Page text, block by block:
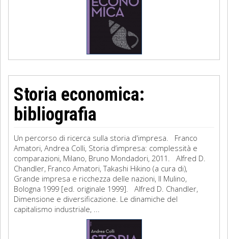
Storia economica:
bibliografia
Un percorso di ricerca sulla storia d'impresa. Franco
Amatori, Andrea Colli, Storia d’impresa: complessità e
comparazioni, Milano, Bruno Mondadori, 2011. Alfred D.
Chandler, Franco Amatori, Takashi Hikino (a cura di),
Grande impresa e ricchezza delle nazioni, Il Mulino,
Bologna 1999 [ed. originale 1999]. Alfred D. Chandler,
Dimensione e diversificazione. Le dinamiche del
capitalismo industriale, ...